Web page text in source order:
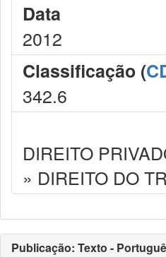
Data
2012
Classificação (
342.6
DIREITO
» DIREITO DO
Publicação: Texto -